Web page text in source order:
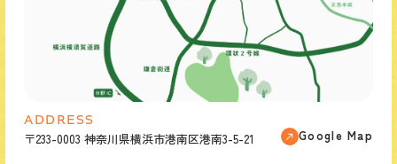
ADDRESS
〒233-0003 神奈川県横浜市港南区港南3-5-21 Google Map